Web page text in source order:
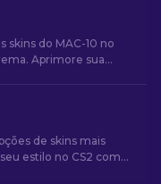
skins do MAC-10 no
Aprimore sua
de skins mais
estilo no CS2 com